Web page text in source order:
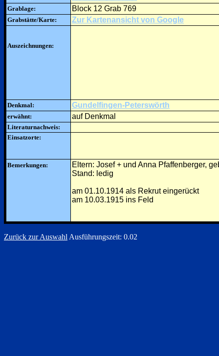
Grablage: Block 12 Grab 769
Grabstätte/Karte: Zur Kartenansicht von Google
Auszeichnungen:
Denkmal: Gundelfingen-Peterswörth
erwähnt: auf Denkmal
Literaturnachweis:
Einsatzorte:
Bemerkungen:
Eltern: Josef + und Anna Pfaffenberger,
Stand: ledig
am 01.10.1914 als Rekrut eingerückt
am 10.03.1915 ins Feld
Zurück zur Auswahl Ausführungszeit: 0.02